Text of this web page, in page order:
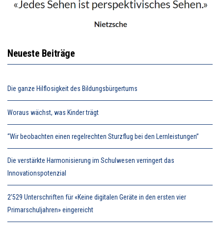
Neueste Beiträge
Die ganze Hilflosigkeit des Bildungsbürgertums
Woraus wächst, was Kinder trägt
“Wir beobachten einen regelrechten Sturzflug bei den Lernleistungen”
Die verstärkte Harmonisierung im Schulwesen verringert das
Innovationspotenzial
2’529 Unterschriften für «Keine digitalen Geräte in den ersten vier
Primarschuljahren» eingereicht